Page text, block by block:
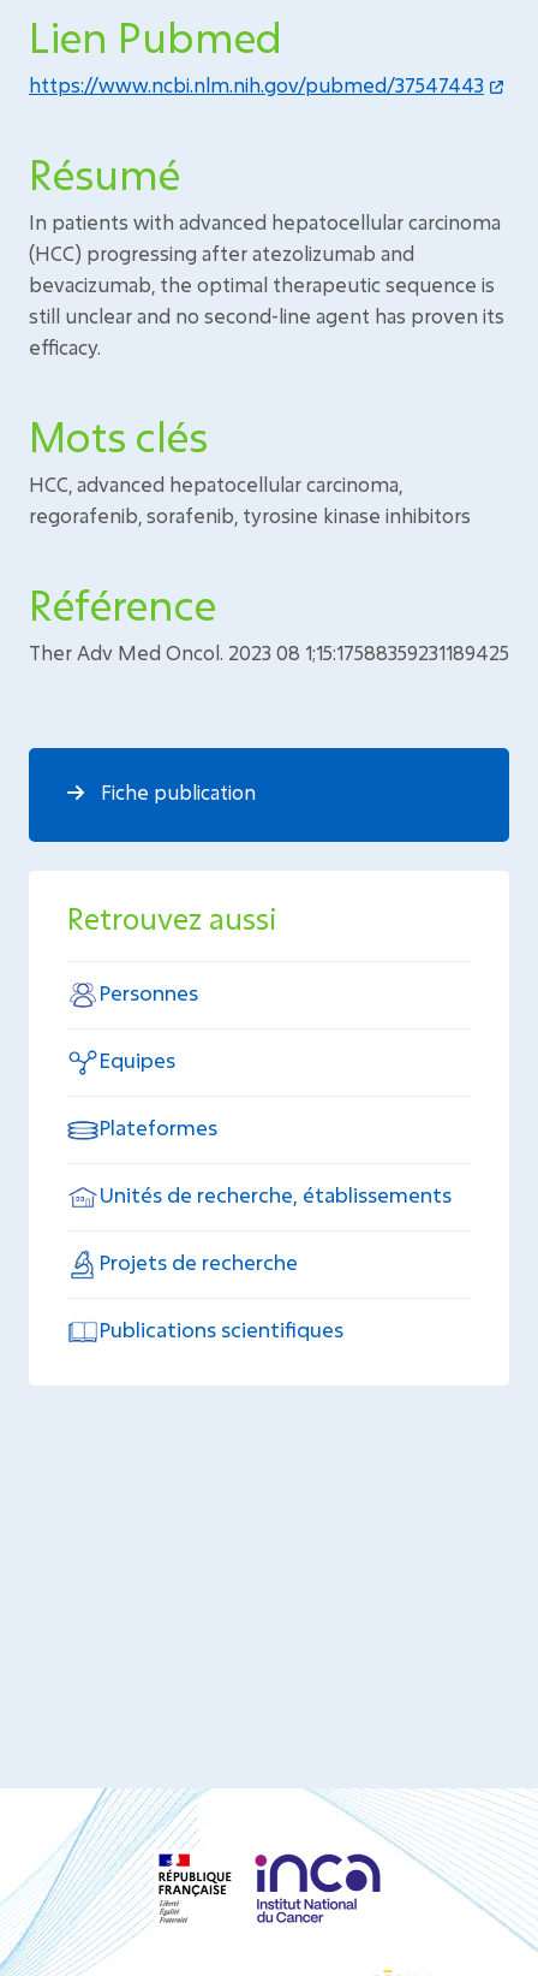
Lien Pubmed
https://www.ncbi.nlm.nih.gov/pubmed/37547443
Résumé
In patients with advanced hepatocellular carcinoma
(HCC) progressing after atezolizumab and
bevacizumab, the optimal therapeutic sequence is
still unclear and no second-line agent has proven its
efficacy.
Mots clés
HCC, advanced hepatocellular carcinoma,
regorafenib, sorafenib, tyrosine kinase inhibitors
Référence
Ther Adv Med Oncol. 2023 08 1;15:17588359231189425
Fiche publication
Retrouvez aussi
Personnes
Equipes
Plateformes
Unités de recherche, établissements
Projets de recherche
Publications scientifiques